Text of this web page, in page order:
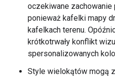
oczekiwane
ponieważ kafelki mapy
kafelkach terenu.
krótkotrwały konflikt
spersonalizowanych
Style wielokątów mogą